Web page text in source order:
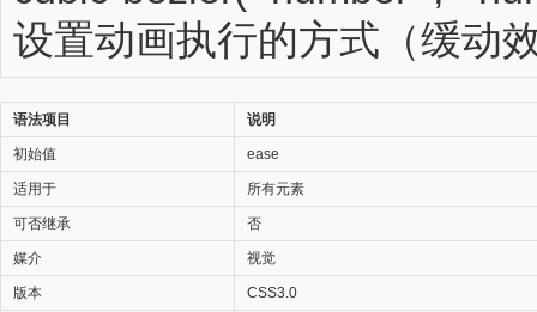
设置动画执行的方式（缓动
语法项目 说明
初始值 ease
适用于 所有元素
可否继承 否
媒介 视觉
版本 CSS3.0